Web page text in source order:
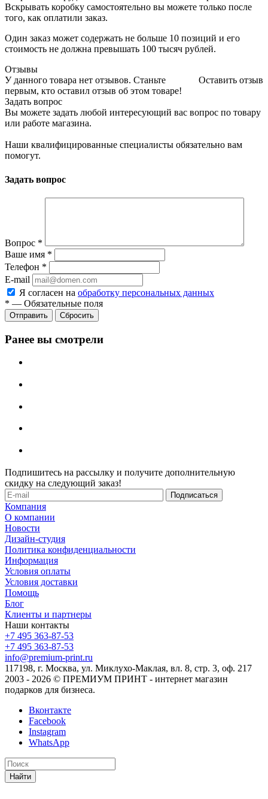
Вскрывать коробку самостоятельно вы можете только после
того, как оплатили заказ.
Один заказ может содержать не больше 10 позиций и его
стоимость не должна превышать 100 тысяч рублей.
Отзывы
Оставить отзыв
У данного товара нет отзывов. Станьте
первым, кто оставил отзыв об этом товаре!
Задать вопрос
Вы можете задать любой интересующий вас вопрос по товару
или работе магазина.
Наши квалифицированные специалисты обязательно вам
помогут.
Задать вопрос
Вопрос *
Ваше имя *
Телефон *
E-mail
Я согласен на обработку персональных данных
* — Обязательные поля
Отправить Сбросить
Ранее вы смотрели
Подпишитесь на рассылку и получите дополнительную
скидку на следующий заказ!
Компания
О компании
Новости
Дизайн-студия
Политика конфиденциальности
Информация
Условия оплаты
Условия доставки
Помощь
Блог
Клиенты и партнеры
Наши контакты
+7 495 363-87-53
+7 495 363-87-53
info@premium-print.ru
117198, г. Москва, ул. Миклухо-Маклая, вл. 8, стр. 3, оф. 217
2003 - 2026 © ПРЕМИУМ ПРИНТ - интернет магазин
подарков для бизнеса.
Вконтакте
Facebook
Instagram
WhatsApp
Найти